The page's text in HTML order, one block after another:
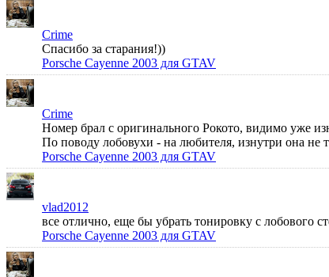
Crime
Спасибо за старания!))
Porsche Cayenne 2003 для GTAV
Crime
Номер брал с оригинального Рокото, видимо уже
По поводу лобовухи - на любителя, изнутри она не
Porsche Cayenne 2003 для GTAV
vlad2012
все отлично, еще бы убрать тонировку с лобового
Porsche Cayenne 2003 для GTAV